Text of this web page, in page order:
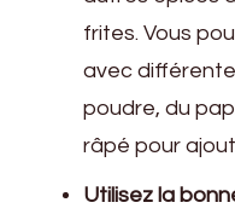
frites. Vous
avec
poudre, du
râpé pour
Utilisez la